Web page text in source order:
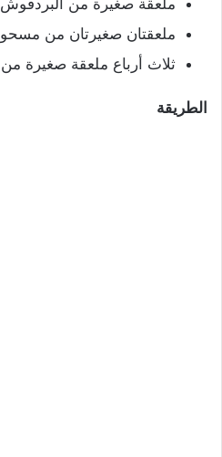
ملعقة صغيرة من
ملعقتان صغيرتان من
ثلاث أرباع ملعقة صغيرة
الطريقة